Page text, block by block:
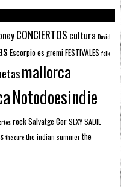
CONCIERTOS cultura David
Escorpioes gremiFESTIVALES folk
mallorca
Notodoesindie
rockSalvatge CorSEXY SADIE
the curethe indian summerthe